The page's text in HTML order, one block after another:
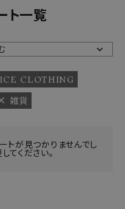
ト一覧
CLOTHING
雑貨
トが見つかりませんでし
てください。